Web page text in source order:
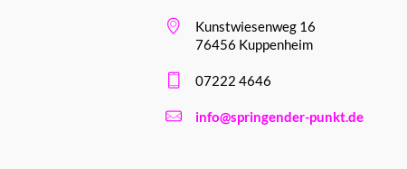
Kunstwiesenweg 16
76456 Kuppenheim
07222 4646
info@springender-punkt.de